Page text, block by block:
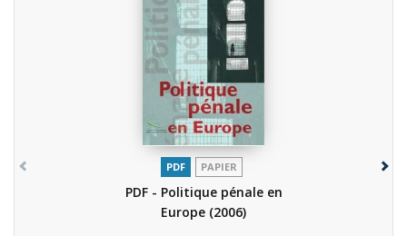
PDF PAPIER
PDF - Politique pénale en
Europe (2006)